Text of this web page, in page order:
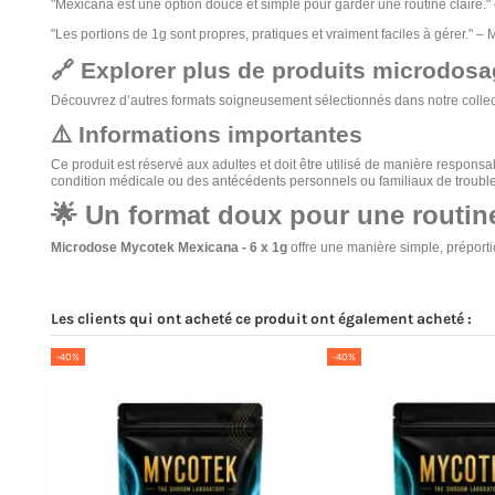
"Mexicana est une option douce et simple pour garder une routine claire."
"Les portions de 1g sont propres, pratiques et vraiment faciles à gérer." –
🔗 Explorer plus de produits
Découvrez d’autres formats soigneusement sélectionnés dans notre
⚠️ Informations importantes
Ce produit est réservé aux adultes et doit être utilisé de manière
condition médicale ou des antécédents personnels ou familiaux de
🌟 Un format doux pour une
Microdose Mycotek Mexicana - 6 x 1g offre une manière simple,
Les clients qui ont acheté ce produit ont également acheté :
-40% -40%